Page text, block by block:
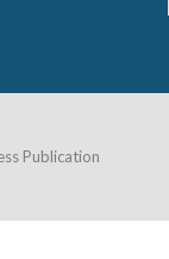
Publication